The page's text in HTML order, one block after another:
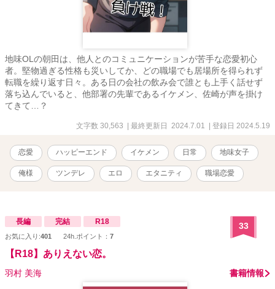
地味OLの朝田は、他人とのコミュニケーションが苦手な恋愛初心
者。堅物過ぎる性格も災いしてか、どの職場でも居場所を得られず
転職を繰り返す日々。ある日の会社の飲み会で誰とも上手く話せず
落ち込んでいると、他部署の先輩であるイケメン、佐崎が声を掛け
てきて…？
文字数 30,563 | 最終更新日 2024.7.01 | 登録日 2024.5.19
恋愛 ハッピーエンド イケメン 日常 地味女子
俺様 ツンデレ エロ エタニティ 職場恋愛
長編 完結 R18
お気に入り:401 24h.ポイント： 7
33
【R18】ありえない恋。
羽村 美海 書籍情報